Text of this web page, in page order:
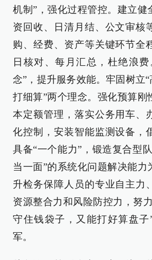
机制”，强化过程管控。建立健
资回收、日清月结、公文审核
购、经费、资产等关键环节全
日核对、每月汇总，杜绝浪
念”，提升服务效能。牢固树立
打细算”两个理念。强化预算刚
本定额管理，落实公务用车、
化控制，安装智能监测设备，
具备“一个能力”，锻造复合型
当一面”的系统化问题解决能力
升检务保障人员的专业自主力
资源整合力和风险防控力，努
守住钱袋子，又能打好算盘
军。